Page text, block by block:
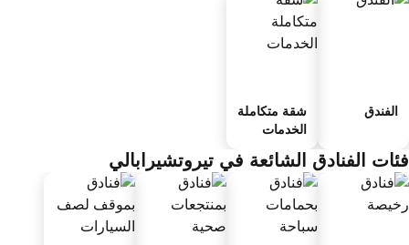
الفندق
شقة متكاملة
الخدمات
الفنادق الشائعة في تيروتشيرابالي